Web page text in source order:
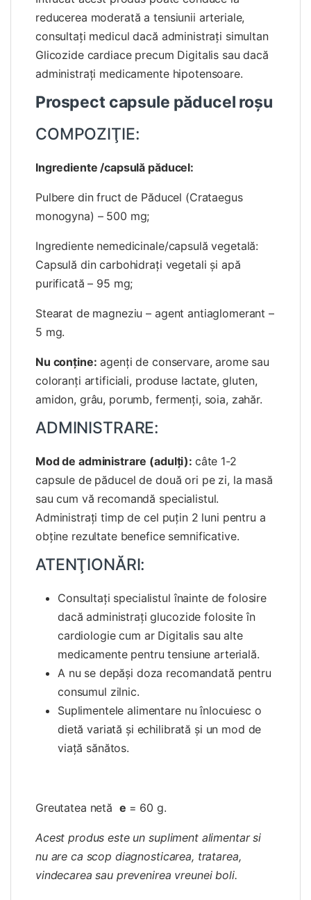
reducerea moderată a tensiunii arteriale,
consultaţi medicul dacă administraţi simultan
Glicozide cardiace precum Digitalis sau dacă
administraţi medicamente hipotensoare.
Prospect capsule păducel roşu
COMPOZIŢIE:
Ingrediente /capsulă păducel:
Pulbere din fruct de Păducel (Crataegus
monogyna) – 500 mg;
Ingrediente nemedicinale/capsulă vegetală:
Capsulă din carbohidraţi vegetali şi apă
purificată – 95 mg;
Stearat de magneziu – agent antiaglomerant –
5 mg.
Nu conţine: agenţi de conservare, arome sau
coloranţi artificiali, produse lactate, gluten,
amidon, grâu, porumb, fermenţi, soia, zahăr.
ADMINISTRARE:
Mod de administrare (adulţi): câte 1-2
capsule de păducel de două ori pe zi, la masă
sau cum vă recomandă specialistul.
Administraţi timp de cel puţin 2 luni pentru a
obţine rezultate benefice semnificative.
ATENŢIONĂRI:
Consultaţi specialistul înainte de folosire
dacă administraţi glucozide folosite în
cardiologie cum ar Digitalis sau alte
medicamente pentru tensiune arterială.
A nu se depăşi doza recomandată pentru
consumul zilnic.
Suplimentele alimentare nu înlocuiesc o
dietă variată şi echilibrată şi un mod de
viaţă sănătos.
Greutatea netă e = 60 g.
Acest produs este un supliment alimentar si
nu are ca scop diagnosticarea, tratarea,
vindecarea sau prevenirea vreunei boli.